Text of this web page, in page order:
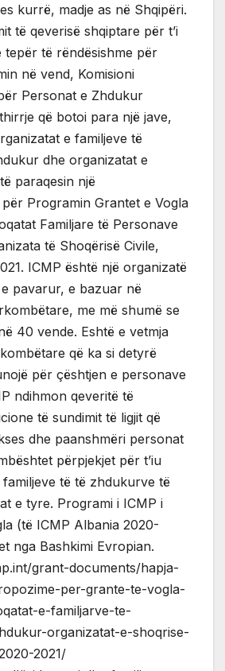
kurrë, madje as në Shqipëri.
të qeverisë shqiptare për t’i
tepër të rëndësishme për
në vend, Komisioni
Personat e Zhdukur
që botoi para një jave,
e familjeve të
dhe organizatat e
paraqesin një
Programin Grantet e Vogla
Familjare të Personave
të Shoqërisë Civile,
ICMP është një organizatë
pavarur, e bazuar në
me më shumë se
40 vende. Eshtë e vetmja
që ka si detyrë
për çështjen e personave
ndihmon qeveritë të
të sundimit të ligjit që
dhe paanshmëri personat
përpjekjet për t’iu
të të zhdukurve të
e tyre. Programi i ICMP i
(të ICMP Albania 2020-
nga Bashkimi Evropian.
grant-documents/hapja-
per-grante-te-vogla-
e-familjarve-te-
organizatat-e-shoqrise-
2021/